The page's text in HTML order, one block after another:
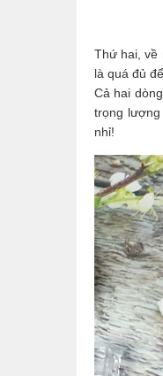
Thứ hai, về
là quá đủ
Cả hai
trọng
nhỉ!